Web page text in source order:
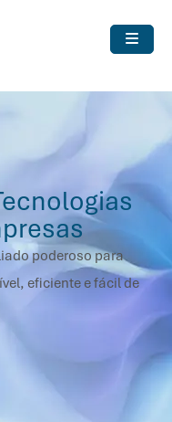
poderoso para
eficiente e fácil de